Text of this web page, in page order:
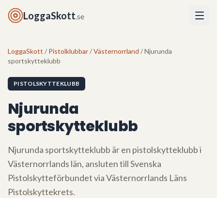
LoggaSkott.se
LoggaSkott / Pistolklubbar/Västernorrland / Njurunda
sportskytteklubb
PISTOLSKYTTEKLUBB
Njurunda
sportskytteklubb
Njurunda sportskytteklubb är en pistolskytteklubb i
Västernorrlands län, ansluten till Svenska
Pistolskytteförbundet viaVästernorrlands Läns
Pistolskyttekrets.